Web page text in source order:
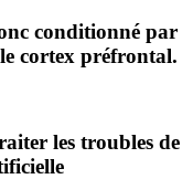
conditionné par
cortex préfrontal.
les troubles de